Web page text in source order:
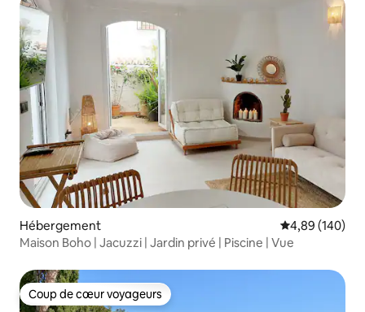
Hébergement Évaluation
4,89 (140)
Maison Boho | Jacuzzi | Jardin privé | Piscine | Vue
Coup de cœur voyageurs
Coup de cœur voyageurs